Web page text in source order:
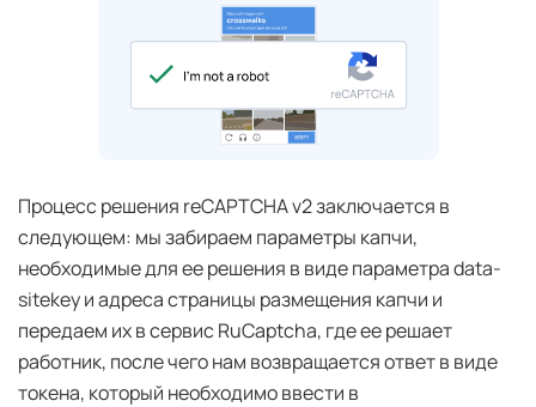
Процесс решения reCAPTCHA v2 заключается в
следующем: мы забираем параметры капчи,
необходимые для ее решения в виде параметра data-
sitekey и адреса страницы размещения капчи и
передаем их в сервис RuCaptcha, где ее решает
работник, после чего нам возвращается ответ в виде
токена, который необходимо ввести в